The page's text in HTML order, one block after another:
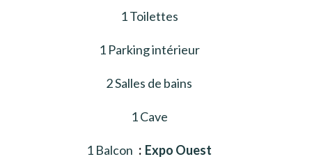
1 Toilettes
1 Parking intérieur
2 Salles de bains
1 Cave
1 Balcon Expo Ouest